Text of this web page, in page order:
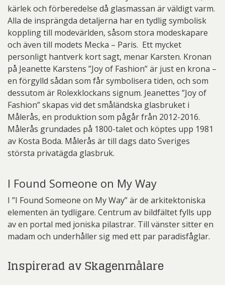
kärlek och förberedelse då glasmassan är väldigt varm.
Alla de insprängda detaljerna har en tydlig symbolisk
koppling till modevärlden, såsom stora modeskapare
och även till modets Mecka – Paris. Ett mycket
personligt hantverk kort sagt, menar Karsten. Kronan
på Jeanette Karstens ”Joy of Fashion” är just en krona –
en förgylld sådan som får symbolisera tiden, och som
dessutom är Rolexklockans signum. Jeanettes ”Joy of
Fashion” skapas vid det småländska glasbruket i
Målerås, en produktion som pågår från 2012-2016.
Målerås grundades på 1800-talet och köptes upp 1981
av Kosta Boda. Målerås är till dags dato Sveriges
största privatägda glasbruk.
I Found Someone on My Way
I ”I Found Someone on My Way” är de arkitektoniska
elementen än tydligare. Centrum av bildfältet fylls upp
av en portal med joniska pilastrar. Till vänster sitter en
madam och underhåller sig med ett par paradisfåglar.
Inspirerad av Skagenmålare